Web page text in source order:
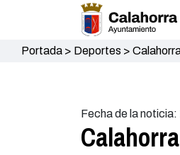
Portada> Deportes >
Fecha de la